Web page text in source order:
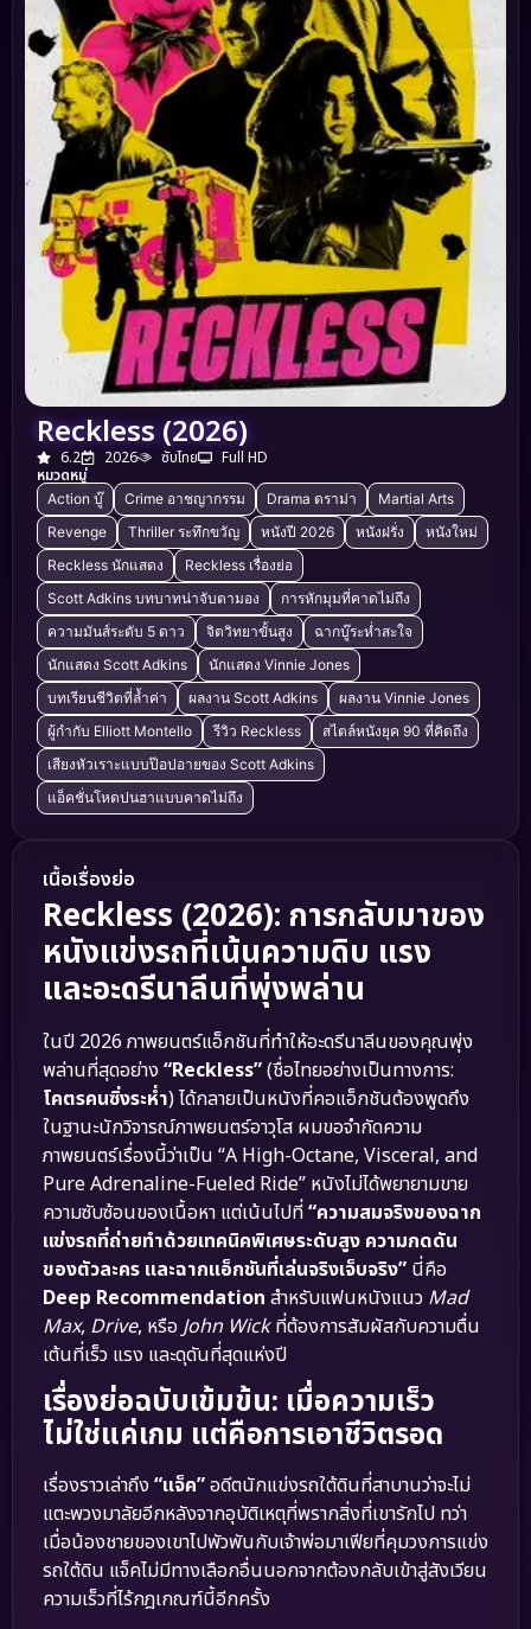
Reckless (2026)
6.2 2026 ซับไทย
Full HD
หมวดหมู่
Action บู๊ Crime อาชญากรรม Drama ดราม่า
Martial Arts
Revenge
Thriller ระทึกขวัญ หนังปี 2026 หนังฝรั่ง
หนังใหม่
Reckless นักแสดง
Reckless เรื่องย่อ
Scott Adkins บทบาทน่าจับตามอง
การหักมุมที่คาดไม่ถึง
ความมันส์ระดับ 5 ดาว
จิตวิทยาขั้นสูง
ฉากบู๊ระห่ำสะใจ
นักแสดง Scott Adkins
นักแสดง Vinnie Jones
บทเรียนชีวิตที่ล้ำค่า
ผลงาน Scott Adkins
ผลงาน Vinnie Jones
ผู้กำกับ Elliott Montello
รีวิว Reckless
สไตล์หนังยุค 90 ที่คิดถึง
เสียงหัวเราะแบบป๊อปอายของ Scott Adkins
แอ็คชั่นโหดปนฮาแบบคาดไม่ถึง
เนื้อเรื่องย่อ
Reckless (2026): การกลับมาของ
หนังแข่งรถที่เน้นความดิบ แรง
และอะดรีนาลีนที่พุ่งพล่าน
ในปี 2026 ภาพยนตร์แอ็กชันที่ทำให้อะดรีนาลีนของคุณพุ่ง
พล่านที่สุดอย่าง “Reckless”(ชื่อไทยอย่างเป็นทางการ:
โคตรคนซิ่งระห่ำ) ได้กลายเป็นหนังที่คอแอ็กชันต้องพูดถึง
ในฐานะนักวิจารณ์ภาพยนตร์อาวุโส ผมขอจำกัดความ
ภาพยนตร์เรื่องนี้ว่าเป็น “A High-Octane, Visceral, and
Pure Adrenaline-Fueled Ride” หนังไม่ได้พยายามขาย
ความซับซ้อนของเนื้อหา แต่เน้นไปที่“ความสมจริงของฉาก
แข่งรถที่ถ่ายทำด้วยเทคนิคพิเศษระดับสูง ความกดดัน
ของตัวละคร และฉากแอ็กชันที่เล่นจริงเจ็บจริง” นี่คือ
Deep Recommendation สำหรับแฟนหนังแนว Mad
Max, Drive, หรือJohn Wickที่ต้องการสัมผัสกับความตื่น
เต้นที่เร็ว แรง และดุดันที่สุดแห่งปี
เรื่องย่อฉบับเข้มข้น: เมื่อความเร็ว
ไม่ใช่แค่เกม แต่คือการเอาชีวิตรอด
เรื่องราวเล่าถึง “แจ็ค”อดีตนักแข่งรถใต้ดินที่สาบานว่าจะไม่
แตะพวงมาลัยอีกหลังจากอุบัติเหตุที่พรากสิ่งที่เขารักไป ทว่า
เมื่อน้องชายของเขาไปพัวพันกับเจ้าพ่อมาเฟียที่คุมวงการแข่ง
รถใต้ดิน แจ็คไม่มีทางเลือกอื่นนอกจากต้องกลับเข้าสู่สังเวียน
ความเร็วที่ไร้กฎเกณฑ์นี้อีกครั้ง